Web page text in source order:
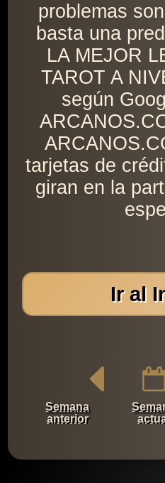
problemas
basta una
LA MEJOR
TAROT A
según
tarjetas de
giran en la
Ir al
Semana
anterior